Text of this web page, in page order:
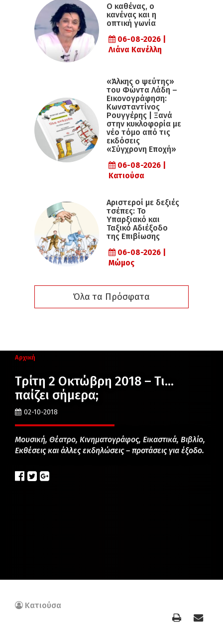
Ο καθένας, ο
κανένας και η
οπτική γωνία
06-08-2026 |
Λιάνα Κανέλλη
«Άλκης ο ψεύτης»
του Φώντα Λάδη –
Εικονογράφηση:
Κωνσταντίνος
Ρουγγέρης | Ξανά
στην κυκλοφορία με
νέο τόμο από τις
εκδόσεις
«Σύγχρονη Εποχή»
06-08-2026 |
Κατιούσα
Αριστεροί με δεξιές
τσέπες: Το
Υπαρξιακό και
Ταξικό Αδιέξοδο
της Επιβίωσης
06-08-2026 |
Μώμος
Όλα τα Πρόσφατα
Αρχική
Τρίτη 2 Οκτώβρη 2018 – Τι…
παίζει σήμερα;
02-10-2018
Μουσική, Θέατρο, Κινηματογράφος, Εικαστικά, Βιβλίο,
Εκθέσεις και άλλες εκδηλώσεις – προτάσεις για έξοδο.
Κατιούσα